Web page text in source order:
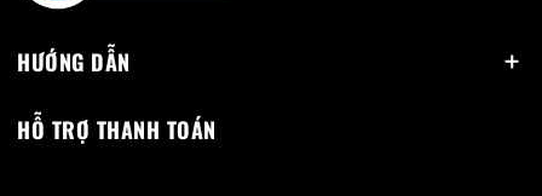
HƯỚNG DẪN
HỖ TRỢ THANH TOÁN